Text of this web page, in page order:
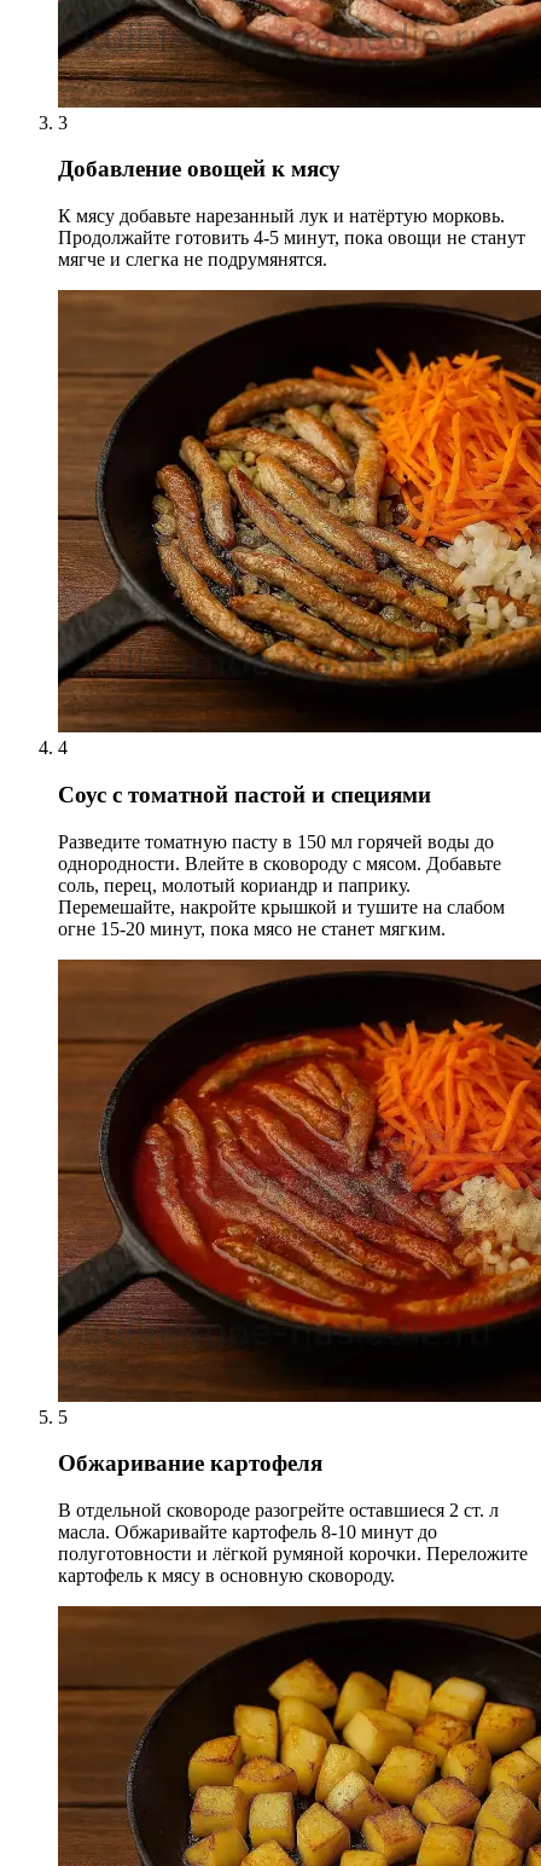
3
Добавление овощей к мясу
К мясу добавьте нарезанный лук и натёртую морковь.
Продолжайте готовить 4-5 минут, пока овощи не станут
мягче и слегка не подрумянятся.
4
Соус с томатной пастой и специями
Разведите томатную пасту в 150 мл горячей воды до
однородности. Влейте в сковороду с мясом. Добавьте
соль, перец, молотый кориандр и паприку.
Перемешайте, накройте крышкой и тушите на слабом
огне 15-20 минут, пока мясо не станет мягким.
5
Обжаривание картофеля
В отдельной сковороде разогрейте оставшиеся 2 ст. л
масла. Обжаривайте картофель 8-10 минут до
полуготовности и лёгкой румяной корочки. Переложите
картофель к мясу в основную сковороду.